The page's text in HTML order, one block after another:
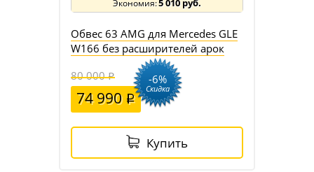
5 010 руб.
Обвес 63 AMG для Mercedes GLE
W166 без расширителей арок
80 000
74 990
-6%
Скидка
Купить